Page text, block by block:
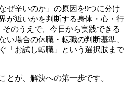
ぜ辛いのか」の原因を9つに分け
が近いかを判断する身体・心・行
のうえで、今日から実践できる
い場合の休職・転職の判断基準、
「お試し転職」という選択肢まで
とが、解決への第一歩です。